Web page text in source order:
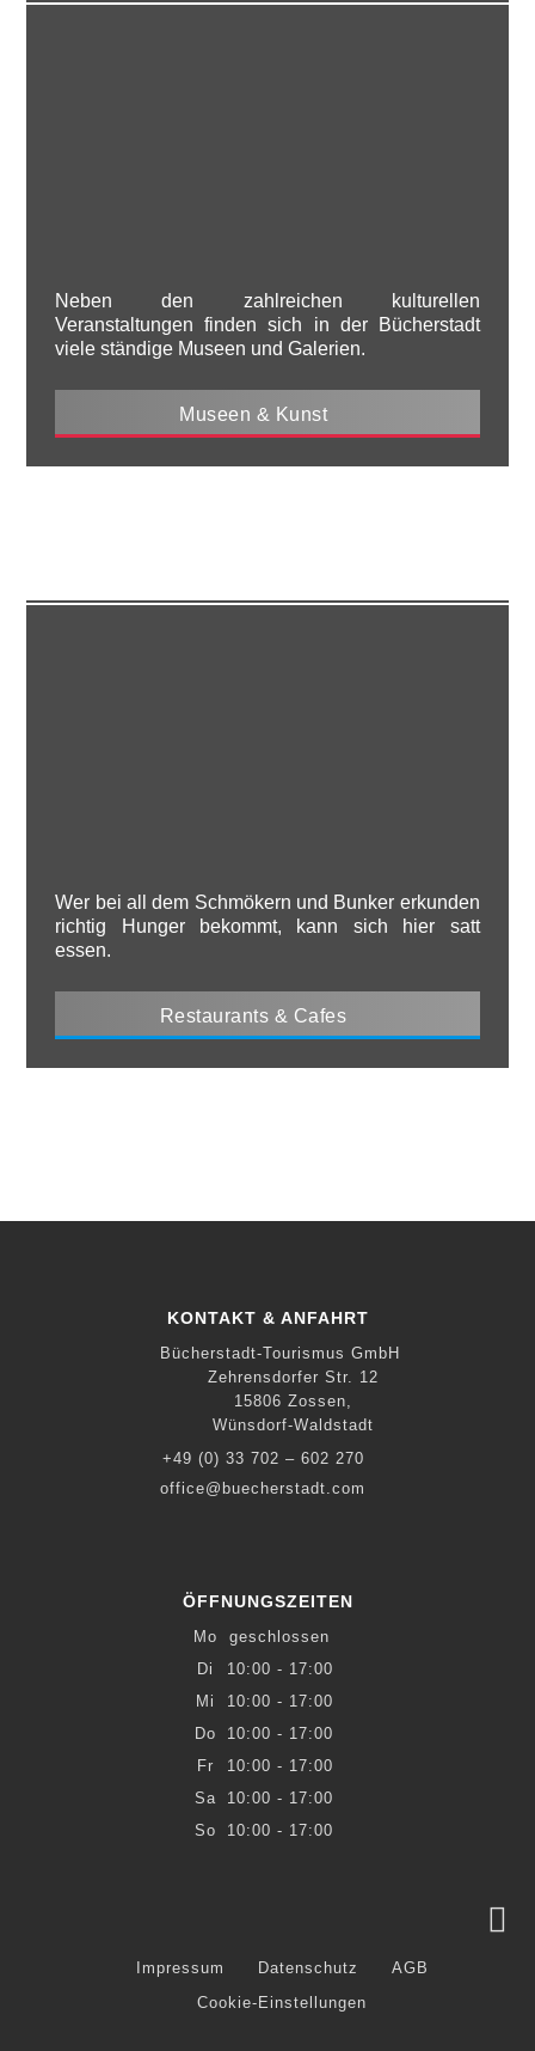
Neben den zahlreichen kulturellen
Veranstaltungen finden sich in der Bücherstadt
viele ständige Museen und Galerien.
Museen & Kunst
Wer bei all dem Schmökern und Bunker erkunden
richtig Hunger bekommt, kann sich hier satt
essen.
Restaurants & Cafes
KONTAKT & ANFAHRT
Bücherstadt-Tourismus GmbH
Zehrensdorfer Str. 12
15806 Zossen,
Wünsdorf-Waldstadt
+49 (0) 33 702 – 602 270
office@buecherstadt.com
ÖFFNUNGSZEITEN
Mo
geschlossen
Di
10:00 - 17:00
Mi
10:00 - 17:00
Do
10:00 - 17:00
Fr
10:00 - 17:00
Sa
10:00 - 17:00
So
10:00 - 17:00
Impressum Datenschutz
AGB
Cookie-Einstellungen